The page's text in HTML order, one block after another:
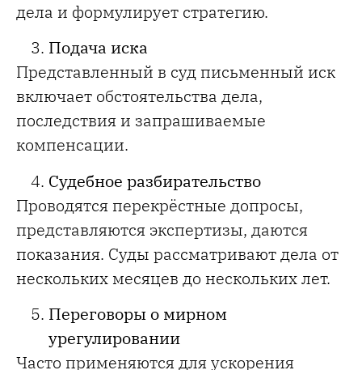
дела и формулирует стратегию.
Подача иска
Представленный в суд письменный иск
включает обстоятельства дела,
последствия и запрашиваемые
компенсации.
Судебное разбирательство
Проводятся перекрёстные допросы,
представляются экспертизы, даются
показания. Суды рассматривают дела от
нескольких месяцев до нескольких лет.
Переговоры о мирном
урегулировании
Часто применяются для ускорения